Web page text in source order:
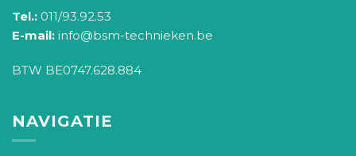
Tel.: 011/93.92.53
E-mail: info@bsm-technieken.be
BTW BE0747.628.884
NAVIGATIE